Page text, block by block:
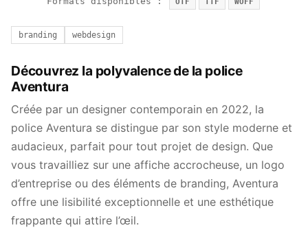
branding webdesign
Découvrez la polyvalence de la police
Aventura
Créée par un designer contemporain en 2022, la
police Aventura se distingue par son style moderne et
audacieux, parfait pour tout projet de design. Que
vous travailliez sur une affiche accrocheuse, un logo
d’entreprise ou des éléments de branding, Aventura
offre une lisibilité exceptionnelle et une esthétique
frappante qui attire l’œil.